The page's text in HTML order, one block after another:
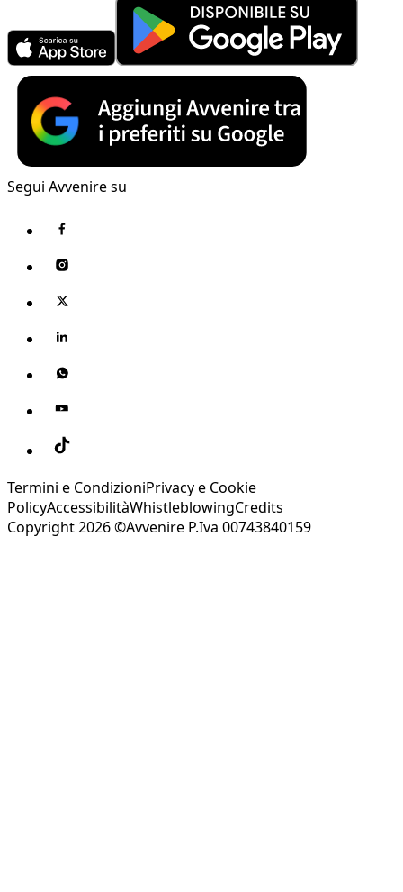
Segui Avvenire su
Termini e CondizioniPrivacy e Cookie
PolicyAccessibilitàWhistleblowingCredits
Copyright 2026 ©Avvenire P.Iva 00743840159